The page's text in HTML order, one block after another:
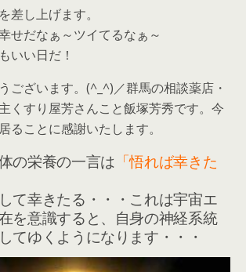
差し上げます。
せだなぁ～ツイてるなぁ～
いい日だ！
ざいます。(^_^)／群馬の相談薬店・
くすり屋芳さんこと飯塚芳秀です。今
ることに感謝いたします。
の栄養の一言は 「悟れば幸きた
て幸きたる・・・これは宇宙エ
を意識すると、自身の神経系統
てゆくようになります・・・